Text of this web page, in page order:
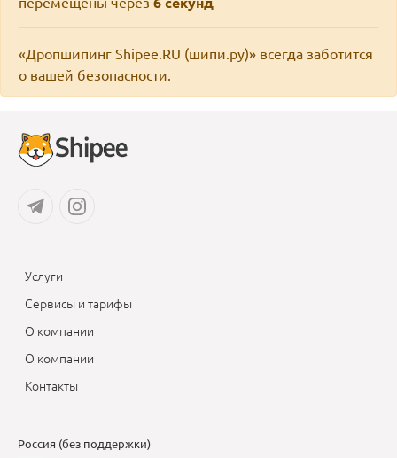
«Дропшипинг Shipee.RU (шипи.ру)» всегда заботится
о вашей безопасности.
Услуги
Сервисы и тарифы
О компании
О компании
Контакты
Россия (без поддержки)